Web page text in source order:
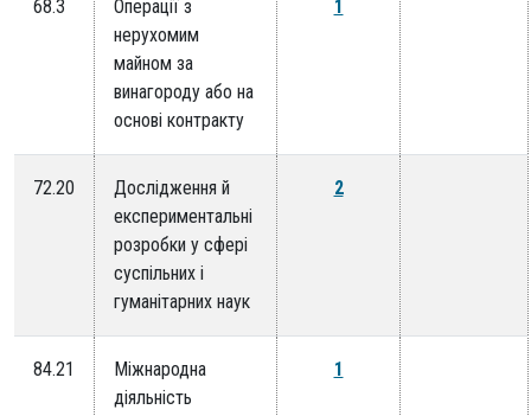
68.3
Операції з
нерухомим
майном за
винагороду або на
основі контракту
1
72.20
Дослідження й
експериментальні
розробки у сфері
суспільних і
гуманітарних наук
2
84.21
Міжнародна
діяльність
1